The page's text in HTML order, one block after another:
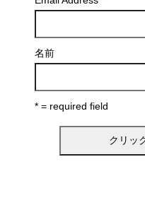
名前
* = required field